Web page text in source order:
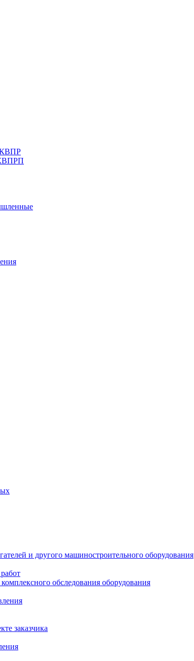
КВПР
и другого машиностроительного оборудования
обследования оборудования
заказчика